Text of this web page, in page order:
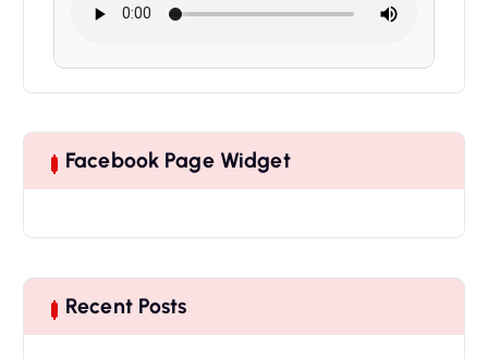
Facebook Page Widget
Recent Posts